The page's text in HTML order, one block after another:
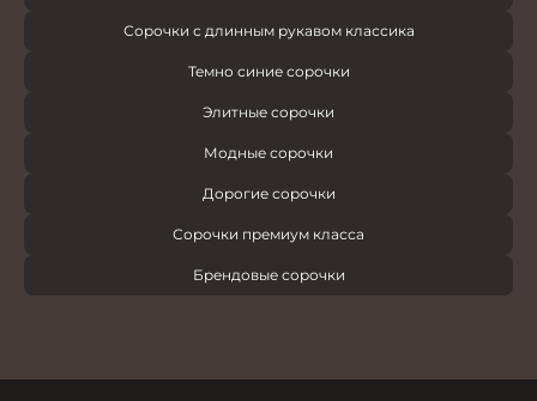
Сорочки с длинным рукавом классика
Темно синие сорочки
Элитные сорочки
Модные сорочки
Дорогие сорочки
Сорочки премиум класса
Брендовые сорочки